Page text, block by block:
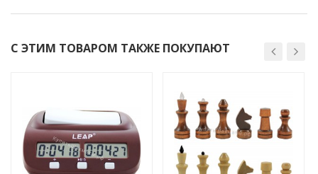
С ЭТИМ ТОВАРОМ ТАКЖЕ ПОКУПАЮТ